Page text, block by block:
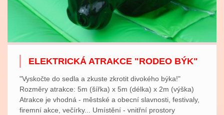
ELEKTRICKÁ ATRAKCE "RODEO BÝK"
"Vyskočte do sedla a zkuste zkrotit divokého býka!"
Rozměry atrakce: 5m (šířka) x 5m (délka) x 2m (výška)
Atrakce je vhodná - městské a obecní slavnosti, festivaly,
firemní akce, večírky... Umístění - vnitřní prostory